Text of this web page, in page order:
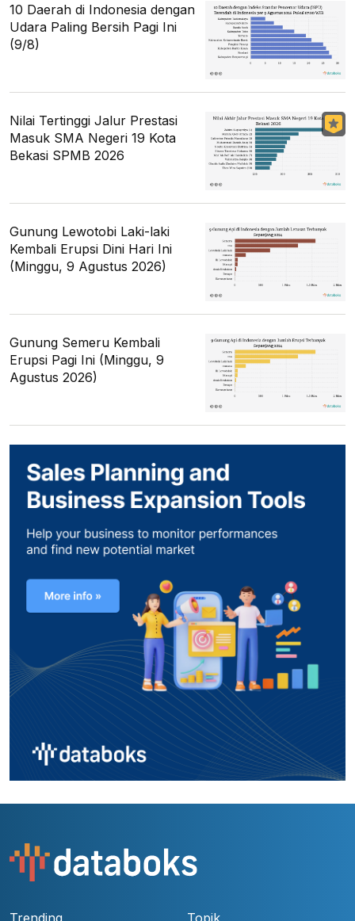
10 Daerah di Indonesia dengan
Udara Paling Bersih Pagi Ini
(9/8)
Nilai Tertinggi Jalur Prestasi
Masuk SMA Negeri 19 Kota
Bekasi SPMB 2026
Gunung Lewotobi Laki-laki
Kembali Erupsi Dini Hari Ini
(Minggu, 9 Agustus 2026)
Gunung Semeru Kembali
Erupsi Pagi Ini (Minggu, 9
Agustus 2026)
Trending Topik